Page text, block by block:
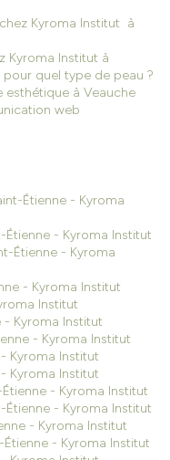
Kyroma Institut à
Kyroma Institut à
quel type de peau ?
à Veauche
web
Étienne - Kyroma
- Kyroma Institut
Étienne - Kyroma
- Kyroma Institut
Institut
- Kyroma Institut
- Kyroma Institut
Kyroma Institut
Kyroma Institut
- Kyroma Institut
- Kyroma Institut
- Kyroma Institut
- Kyroma Institut